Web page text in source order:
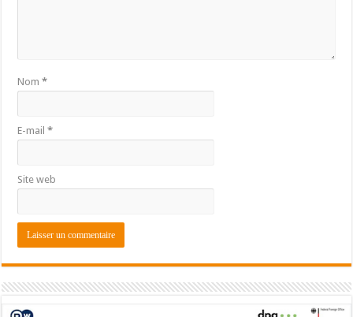
Nom*
E-mail*
Site web